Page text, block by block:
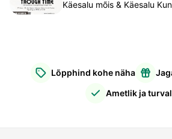
Käesalu mõis & Käesalu
Lõpphind kohe näha
Ametlik ja